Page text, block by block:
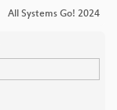
All Systems Go! 2024